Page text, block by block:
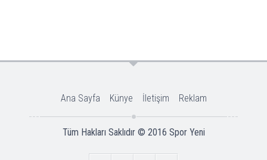
Ana Sayfa Künye İletişim Reklam
Tüm Hakları Saklıdır © 2016 Spor Yeni